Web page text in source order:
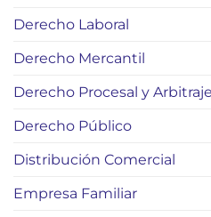
Derecho Laboral
Derecho Mercantil
Derecho Procesal y Arbitraje
Derecho Público
Distribución Comercial
Empresa Familiar